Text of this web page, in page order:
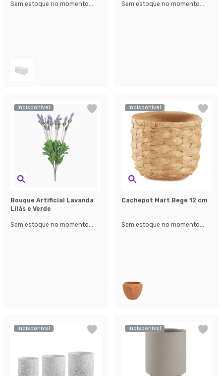
Sem estoque no momento... Sem estoque no momento...
Indisponível
Bouque Artificial Lavanda
Lilás e Verde
Sem estoque no momento...
Indisponível
Cachepot Mart Bege 12 cm
Sem estoque no momento...
Indisponível Indisponível